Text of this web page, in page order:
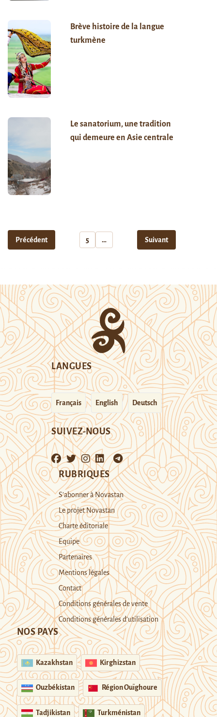
Brève histoire de la langue
turkmène
Le sanatorium, une tradition
qui demeure en Asie centrale
Précédent 5 … Suivant
LANGUES
Français English Deutsch
SUIVEZ-NOUS
RUBRIQUES
S’abonner à Novastan
Le projet Novastan
Charte éditoriale
Equipe
Partenaires
Mentions légales
Contact
Conditions générales de vente
Conditions générales d’utilisation
NOS PAYS
Kazakhstan Kirghizstan
Ouzbékistan Région Ouïghoure
Tadjikistan Turkménistan